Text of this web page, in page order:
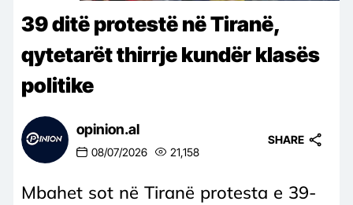
39 ditë protestë në Tiranë,
qytetarët thirrje kundër klasës
politike
opinion.al
08/07/2026 21,158
SHARE
Mbahet sot në Tiranë protesta e 39-